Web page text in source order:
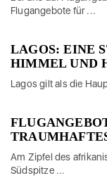
Flugangebote für ...
LAGOS: EINE
IMMEL UND
Lagos gilt als die
Am Zipfel des
Südspitze ...